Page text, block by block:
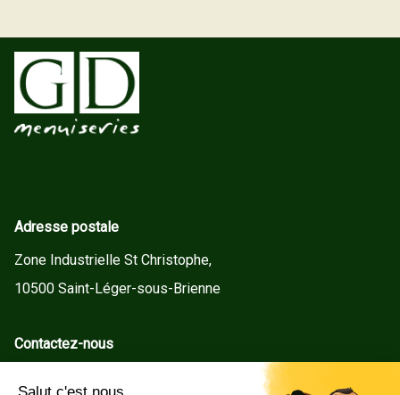
Adresse postale
Zone Industrielle St Christophe,
10500 Saint-Léger-sous-Brienne
Contactez-nous